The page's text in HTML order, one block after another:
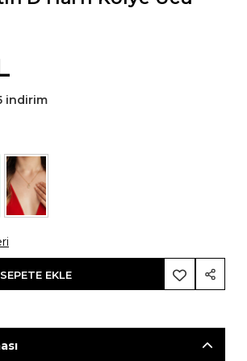
indirim
SEPETE EKLE